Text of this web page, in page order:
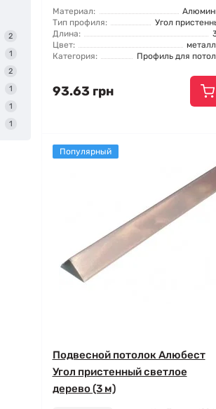
2
1
2
1
1
1
Материал:
Тип профиля:
Угол
Длина:
Цвет:
Категория:
Профиль для
93.63 грн
Популярный
Подвесной потолок Алюбест
Угол пристенный светлое
дерево (3 м)